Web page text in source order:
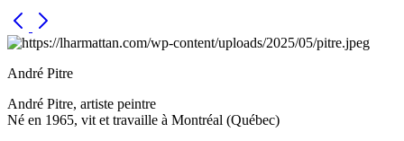
André Pitre
André Pitre, artiste peintre
Né en 1965, vit et travaille à Montréal (Québec)